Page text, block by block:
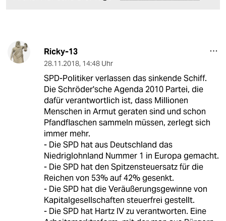
Ricky-13
28.11.2018, 14:48 Uhr
SPD-Politiker verlassen das sinkende Schiff.
Die Schröder'sche Agenda 2010 Partei, die
dafür verantwortlich ist, dass Millionen
Menschen in Armut geraten sind und schon
Pfandflaschen sammeln müssen, zerlegt sich
immer mehr.
- Die SPD hat aus Deutschland das
Niedriglohnland Nummer 1 in Europa gemacht.
- Die SPD hat den Spitzensteuersatz für die
Reichen von 53% auf 42% gesenkt.
- Die SPD hat die Veräußerungsgewinne von
Kapitalgesellschaften steuerfrei gestellt.
- Die SPD hat Hartz IV zu verantworten. Eine